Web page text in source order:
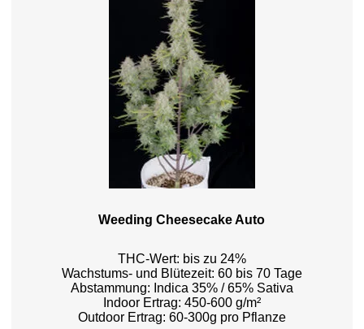
Weeding Cheesecake Auto
THC-Wert: bis zu 24%
Wachstums- und Blütezeit: 60 bis 70 Tage
Abstammung: Indica 35% / 65% Sativa
Indoor Ertrag: 450-600 g/m²
Outdoor Ertrag: 60-300g pro Pflanze